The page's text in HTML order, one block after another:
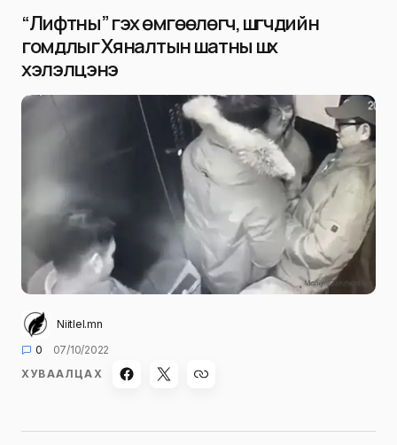
“Лифтны” гэх өмгөөлөгч, шүүгчдийн
гомдлыг Хяналтын шатны шүүх
хэлэлцэнэ
Niitlel.mn
0
07/10/2022
ХУВААЛЦАХ